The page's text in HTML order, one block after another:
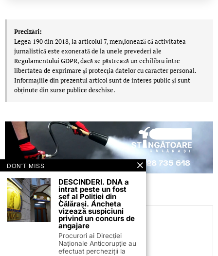
Precizări:
Legea 190 din 2018, la articolul 7, menţionează că activitatea
jurnalistică este exonerată de la unele prevederi ale
Regulamentului GDPR, dacă se păstrează un echilibru între
libertatea de exprimare şi protecţia datelor cu caracter personal.
Informațiile din prezentul articol sunt de interes public și sunt
obținute din surse publice deschise.
C.C
DON'T MISS
DESCINDERI. DNA a
intrat peste un fost
șef al Poliției din
Călărași. Ancheta
vizează suspiciuni
privind un concurs de
angajare
Procurori ai Direcției
Naționale Anticorupție au
efectuat percheziții la